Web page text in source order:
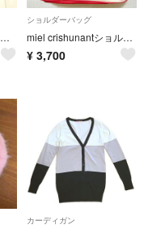
フリル ノースリーブ チュニック レース タンクトップ 春 秋 フリフリ ミエル
ショルダーバッグ
miel crishunantショルダーバッグ
¥ 3,700
カーディガン